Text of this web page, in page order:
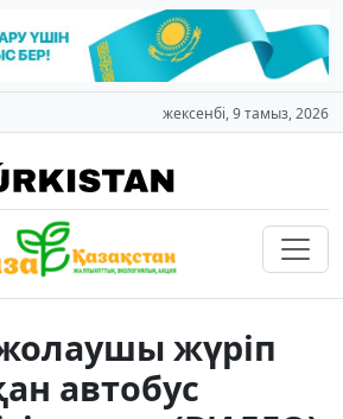
жексенбі, 9 тамыз, 2026
жүріп
автобус